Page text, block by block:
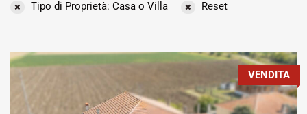
Tipo di Proprietà: Casa o Villa Reset
VENDITA